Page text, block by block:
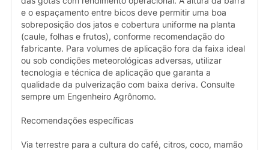
e o espaçamento entre bicos deve permitir uma boa
sobreposição dos jatos e cobertura uniforme na planta
(caule, folhas e frutos), conforme recomendação do
fabricante. Para volumes de aplicação fora da faixa ideal
ou sob condições meteorológicas adversas, utilizar
tecnologia e técnica de aplicação que garanta a
qualidade da pulverização com baixa deriva. Consulte
sempre um Engenheiro Agrônomo.
Recomendações específicas
Via terrestre para a cultura do café, citros, coco, mamão